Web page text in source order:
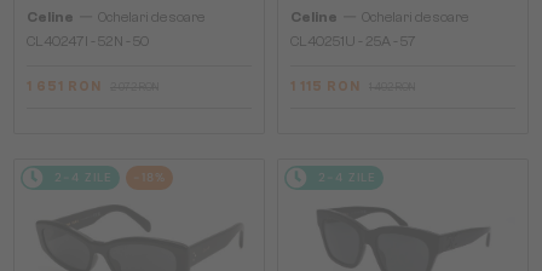
Celine
Ochelari de soare
CL40247I - 52N - 50
1 651 RON
Celine
Ochelari de soare
CL40251U - 25A - 57
1 115 RON
2-4 ZILE -18% 2-4 ZILE